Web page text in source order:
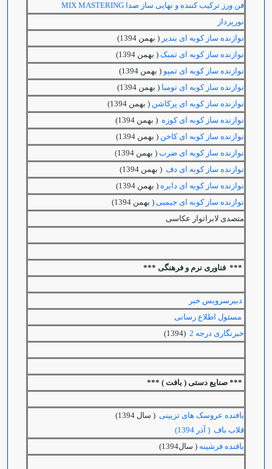
فن ورز ترکیب کننده و نهایی ساز صدا MIX MASTERING
نورپرداز
نوازنده ساز کوبه ای بندیر ( بهمن 1394)
نوازنده ساز کوبه ای تمبک ( بهمن 1394)
نوازنده ساز کوبه ای تمپو ( بهمن 1394)
نوازنده ساز کوبه ای تومبا ( بهمن 1394)
نوازنده ساز کوبه ای پرکاشن ( بهمن 1394)
نوازنده ساز کوبه ای کوزه ( بهمن 1394)
نوازنده ساز کوبه ای کاخن ( بهمن 1394)
نوازنده ساز کوبه ای ضرب ( بهمن 1394)
نوازنده ساز کوبه ای دف ( بهمن 1394)
نوازنده ساز کوبه ای دایره ( بهمن 1394)
نوازنده ساز کوبه ای جیمبی ( بهمن 1394)
متصدی لابراتوار عکاسی
*** فناوری نرم و فرهنگی ***
دبیرسرویس خبر
مسئول اطلاع رسانی
خبرنگاری درجه 2
(1394)
*** صنایع دستی ( بافت ) ***
بافنده عروسک های تزیینی ( سال 1394)
قلاب باف ( آذر 1394)
بافنده فرشینه ( سال1394)